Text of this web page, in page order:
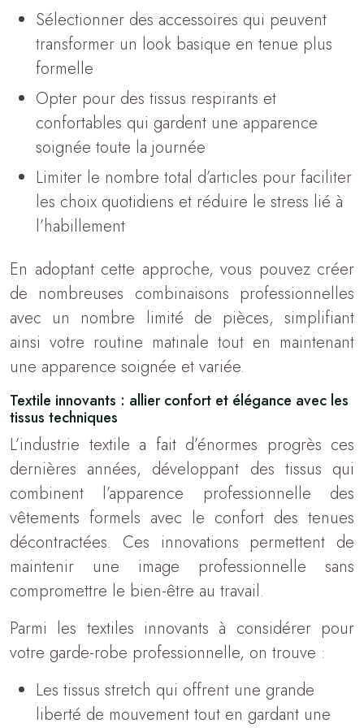
Sélectionner des accessoires qui peuvent
transformer un look basique en tenue plus
formelle
Opter pour des tissus respirants et
confortables qui gardent une apparence
soignée toute la journée
Limiter le nombre total d’articles pour faciliter
les choix quotidiens et réduire le stress lié à
l’habillement
En adoptant cette approche, vous pouvez créer
de nombreuses combinaisons professionnelles
avec un nombre limité de pièces, simplifiant
ainsi votre routine matinale tout en maintenant
une apparence soignée et variée.
Textile innovants : allier confort et élégance avec les
tissus techniques
L’industrie textile a fait d’énormes progrès ces
dernières années, développant des tissus qui
combinent l’apparence professionnelle des
vêtements formels avec le confort des tenues
décontractées. Ces innovations permettent de
maintenir une image professionnelle sans
compromettre le bien-être au travail.
Parmi les textiles innovants à considérer pour
votre garde-robe professionnelle, on trouve :
Les tissus stretch qui offrent une grande
liberté de mouvement tout en gardant une